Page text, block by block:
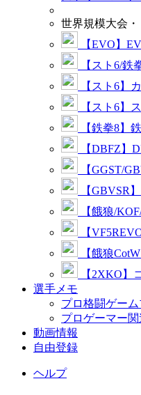
世界規模大会
【EVO】
【スト6/鉄
【スト6】
【スト6】
【鉄拳8】
【DBFZ】
【GGST/
【GBVSR
【餓狼/
【
【餓狼
【2XKO】
選手メモ
プロ格闘ゲー
プロゲーマー
動画情報
自由登録
ヘルプ